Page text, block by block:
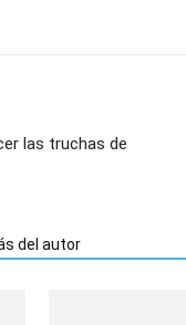
las truchas de
del autor